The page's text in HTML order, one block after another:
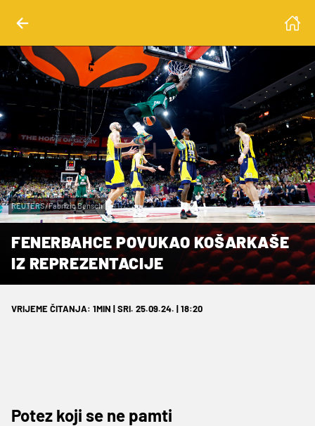
REUTERS/Fabrizio Bensch
FENERBAHCE POVUKAO KOŠARKAŠE
IZ REPREZENTACIJE
VRIJEME ČITANJA: 1MIN | SRI. 25.09.24. | 18:20
Potez koji se ne pamti